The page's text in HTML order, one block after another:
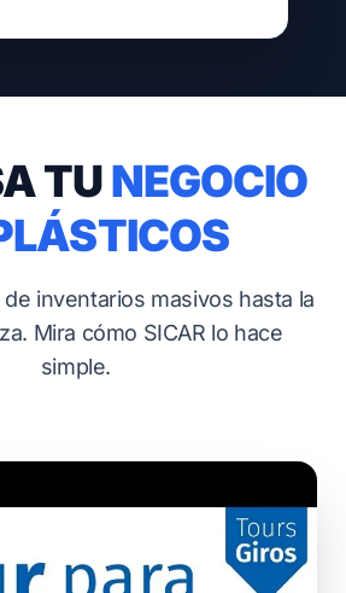
TUNEGOCIO
inventarios masivos hasta la
Mira cómo SICAR lo hace
simple.